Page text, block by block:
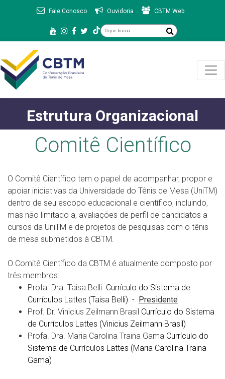
Fale Conosco Ouvidoria CBTM Web
Estrutura Organizacional
Comitê Científico
O Comitê Científico tem o papel de acompanhar, propor e
apoiar iniciativas da Universidade do Tênis de Mesa (UniTM)
dentro de seu escopo educacional e científico, incluindo,
mas não limitado a, avaliações de perfil de candidatos a
cursos da UniTM e de projetos de pesquisas com o tênis
de mesa submetidos à CBTM.
O Comitê Científico da CBTM é atualmente composto por
três membros:
Profa. Dra. Taisa Belli Currículo do Sistema de
Currículos Lattes (Taisa Belli) - Presidente
Prof. Dr. Vinicius Zeilmann Brasil Currículo do Sistema
de Currículos Lattes (Vinicius Zeilmann Brasil)
Profa. Dra. Maria Carolina Traina Gama Currículo do
Sistema de Currículos Lattes (Maria Carolina Traina
Gama)